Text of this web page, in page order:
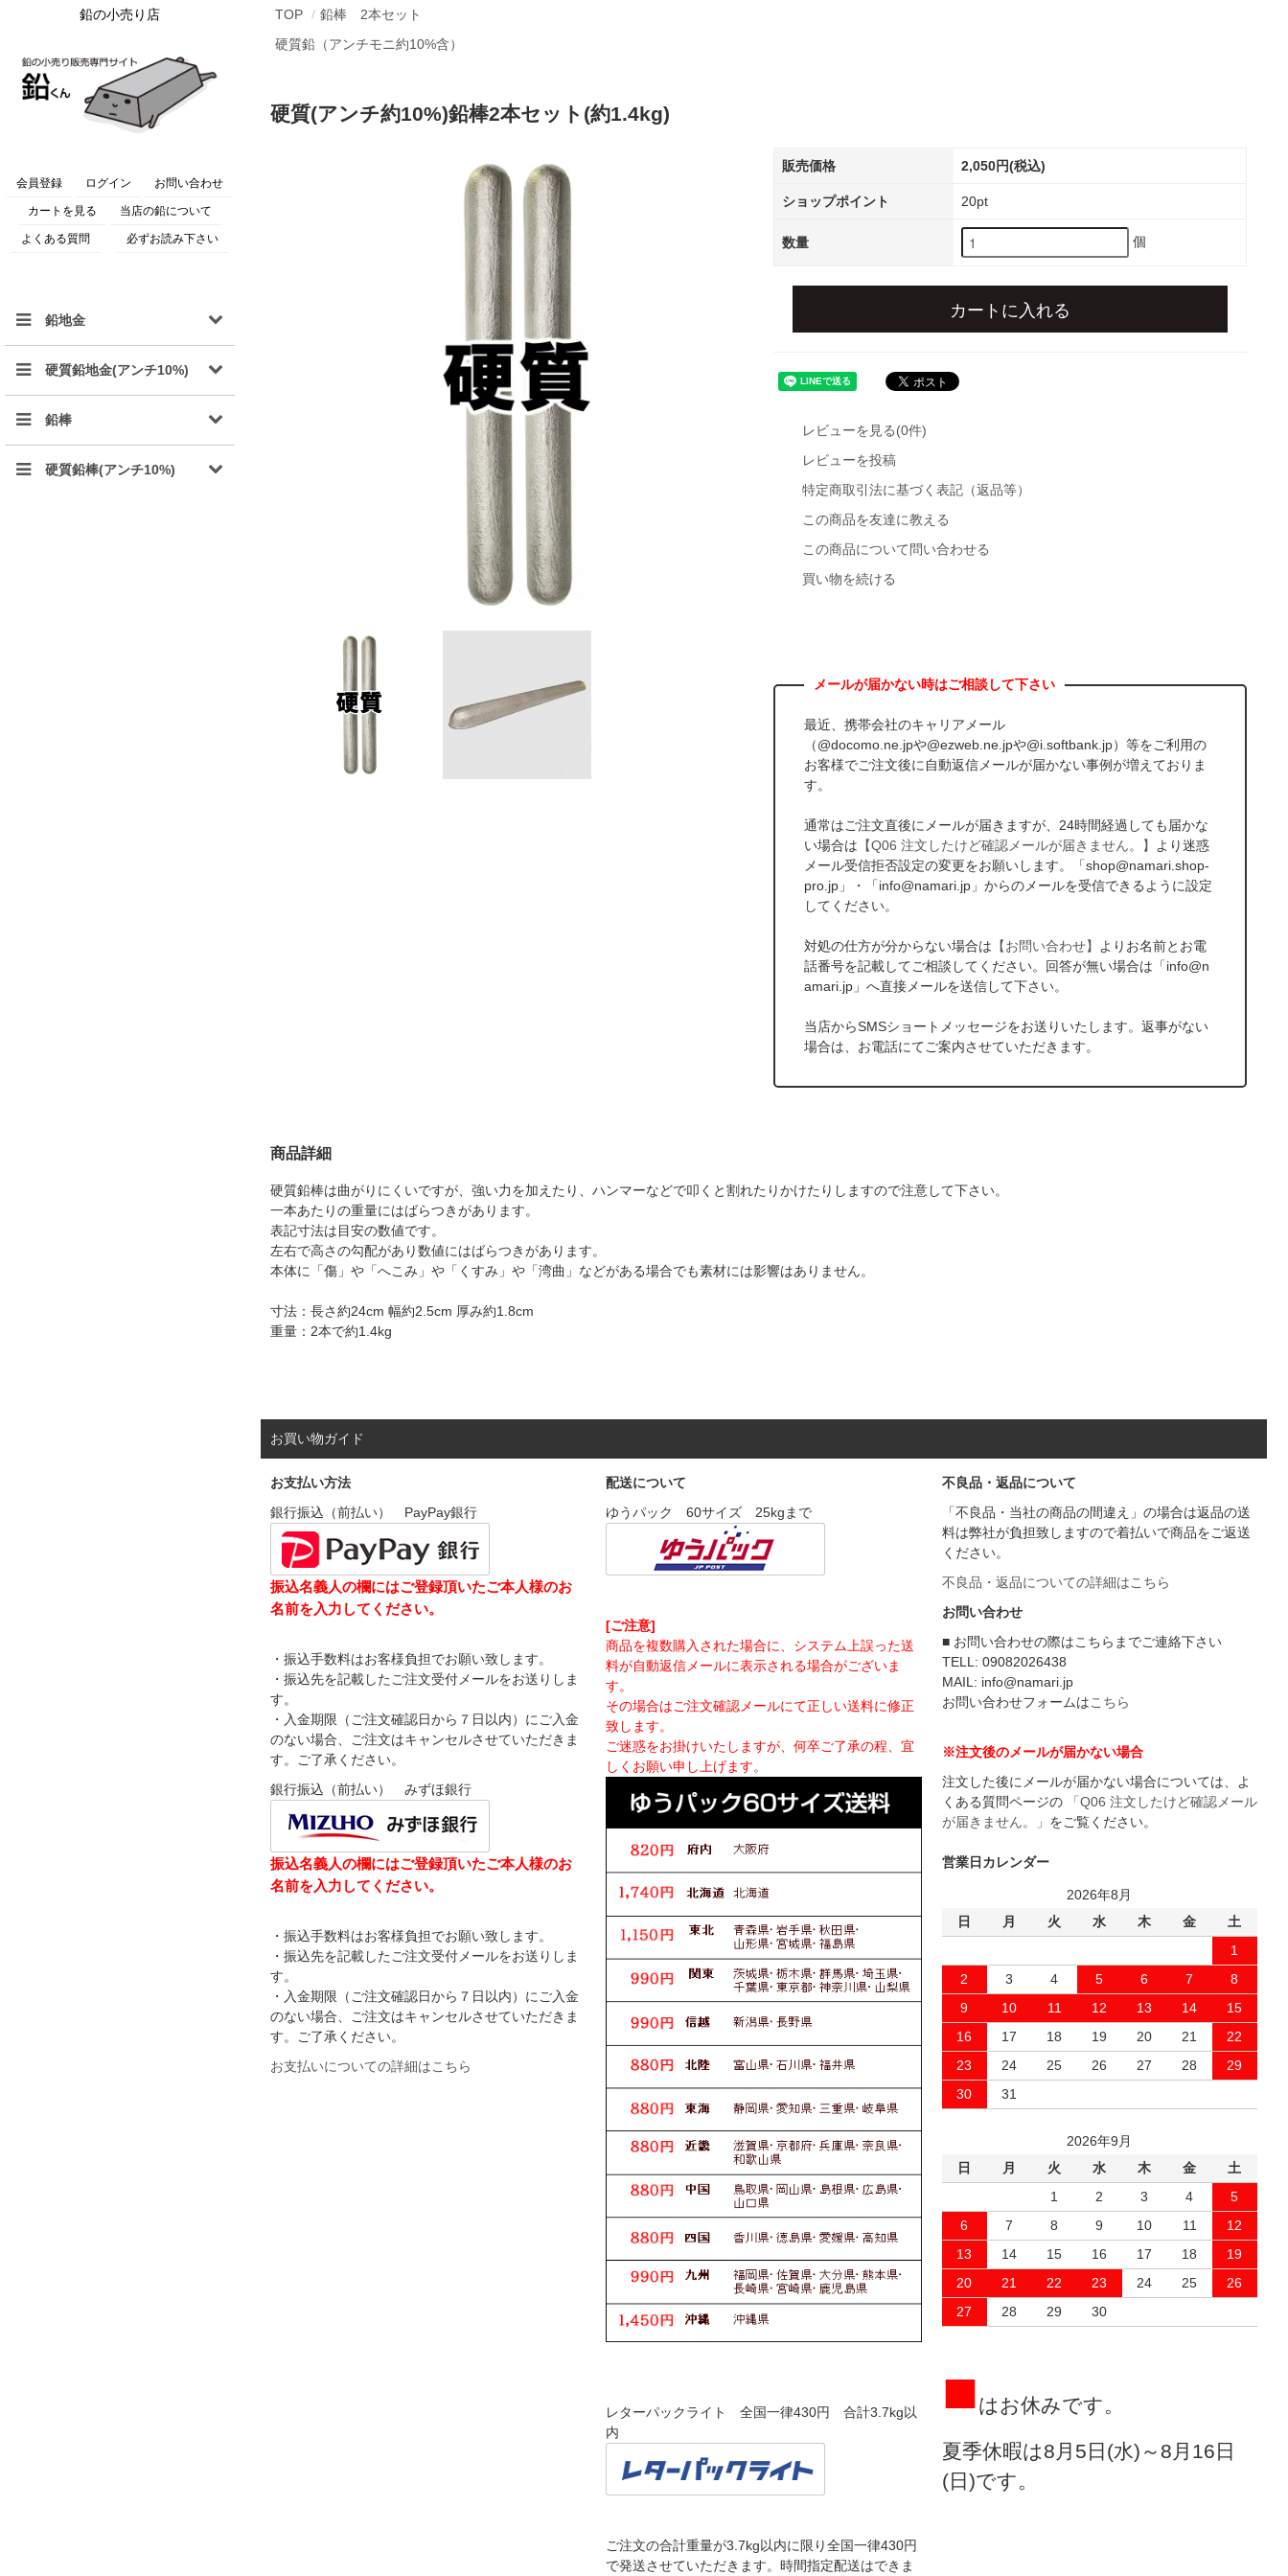
鉛の小売り店
会員登録 ログイン お問い合わせ
カートを見る 当店の鉛について
よくある質問 必ずお読み下さい
鉛地金
硬質鉛地金(アンチ10%)
鉛棒
硬質鉛棒(アンチ10%)
TOP
鉛棒 2本セット
硬質鉛（アンチモニ約10%含）
硬質(アンチ約10%)鉛棒2本セット(約1.4kg)
販売価格 2,050円(税込)
ショップポイント 20pt
数量 個
カートに入れる
レビューを見る(0件)
レビューを投稿
特定商取引法に基づく表記（返品等）
この商品を友達に教える
この商品について問い合わせる
買い物を続ける
最近、携帯会社のキャリアメール
（@docomo.ne.jpや@ezweb.ne.jpや@i.softbank.jp）等をご利用の
お客様でご注文後に自動返信メールが届かない事例が増えておりま
す。
通常はご注文直後にメールが届きますが、24時間経過しても届かな
い場合は 【Q06 注文したけど確認メールが届きません。】
より迷惑
メール受信拒否設定の変更をお願いします。「shop@namari.shop-
pro.jp」・「info@namari.jp」からのメールを受信できるように設定
してください。
対処の仕方が分からない場合は 【お問い合わせ】
よりお名前とお電
話番号を記載してご相談してください。回答が無い場合は「info@n
amari.jp」へ直接メールを送信して下さい。
当店からSMSショートメッセージをお送りいたします。返事がない
場合は、お電話にてご案内させていただきます。
商品詳細
硬質鉛棒は曲がりにくいですが、強い力を加えたり、ハンマーなどで叩くと割れたりかけたりしますので注意して下さい。
一本あたりの重量にはばらつきがあります。
表記寸法は目安の数値です。
左右で高さの勾配があり数値にはばらつきがあります。
本体に「傷」や「へこみ」や「くすみ」や「湾曲」などがある場合でも素材には影響はありません。
寸法：長さ約24cm 幅約2.5cm 厚み約1.8cm
重量：2本で約1.4kg
お買い物ガイド
お支払い方法
銀行振込（前払い） PayPay銀行
振込名義人の欄にはご登録頂いたご本人様のお
名前を入力してください。
・振込手数料はお客様負担でお願い致します。
・振込先を記載したご注文受付メールをお送りしま
す。
・入金期限（ご注文確認日から７日以内）にご入金
のない場合、ご注文はキャンセルさせていただきま
す。ご了承ください。
銀行振込（前払い） みずほ銀行
振込名義人の欄にはご登録頂いたご本人様のお
名前を入力してください。
・振込手数料はお客様負担でお願い致します。
・振込先を記載したご注文受付メールをお送りしま
す。
・入金期限（ご注文確認日から７日以内）にご入金
のない場合、ご注文はキャンセルさせていただきま
す。ご了承ください。
お支払いについての詳細はこちら
配送について
ゆうパック 60サイズ 25kgまで
[ご注意]
商品を複数購入された場合に、システム上誤った送
料が自動返信メールに表示される場合がございま
す。
その場合はご注文確認メールにて正しい送料に修正
致します。
ご迷惑をお掛けいたしますが、何卒ご了承の程、宜
しくお願い申し上げます。
レターパックライト 全国一律430円 合計3.7kg以
内
ご注文の合計重量が3.7kg以内に限り全国一律430円
で発送させていただきます。時間指定配送はできま
不良品・返品について
「不良品・当社の商品の間違え」の場合は返品の送
料は弊社が負担致しますので着払いで商品をご返送
ください。
不良品・返品についての詳細はこちら
お問い合わせ
■ お問い合わせの際はこちらまでご連絡下さい
TELL: 09082026438
MAIL: info@namari.jp
お問い合わせフォームはこちら
※注文後のメールが届かない場合
注文した後にメールが届かない場合については、よ
くある質問ページの
「Q06 注文したけど確認メール
が届きません。」 をご覧ください。
営業日カレンダー
2026年8月
日
月 火 水 木 金
土
1
2
3 4 5 6 7
8
9
10 11 12 13 14
15
16
17 18 19 20 21
22
23
24 25 26 27 28
29
30
31
2026年9月
日
月 火 水 木 金
土
1
2 3 4
5
6
7 8 9 10 11
12
13
14 15 16 17 18
19
20
21 22 23 24 25
26
27
28 29 30
■はお休みです。
夏季休暇は8月5日(水)～8月16日
(日)です。